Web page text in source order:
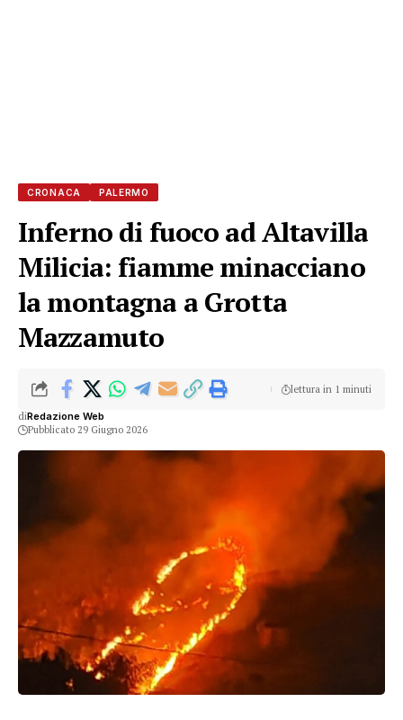
CRONACA PALERMO
Inferno di fuoco ad Altavilla
Milicia: fiamme minacciano
la montagna a Grotta
Mazzamuto
diRedazione Web
Pubblicato 29 Giugno 2026
lettura in 1 minuti